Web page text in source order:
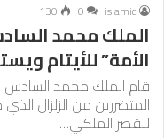
islamic
0
130
الملك محمد
الأمة” للأيتام
قام الملك محمد
المتضررين من الزلزال
للقصر الملكي…